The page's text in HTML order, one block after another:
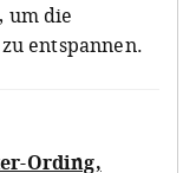
um die
entspannen.
Ording,